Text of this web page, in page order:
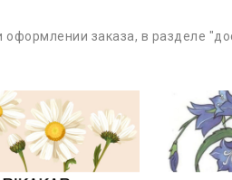
заказа, в разделе